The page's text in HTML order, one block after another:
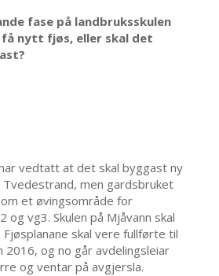
fase på landbruksskulen
få nytt fjøs, eller skal det
vedtatt at det skal byggast ny
Tvedestrand, men gardsbruket
et øvingsområde for
og vg3. Skulen på Mjåvann skal
skal vere fullførte til
2016, og no går avdelingsleiar
og ventar på avgjersla.